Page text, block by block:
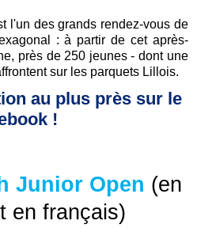
l'un des grands rendez-vous de
: à partir de cet après-
près de 250 jeunes - dont une
sur les parquets Lillois.
au plus près sur le
!
Junior Open (en
en français)